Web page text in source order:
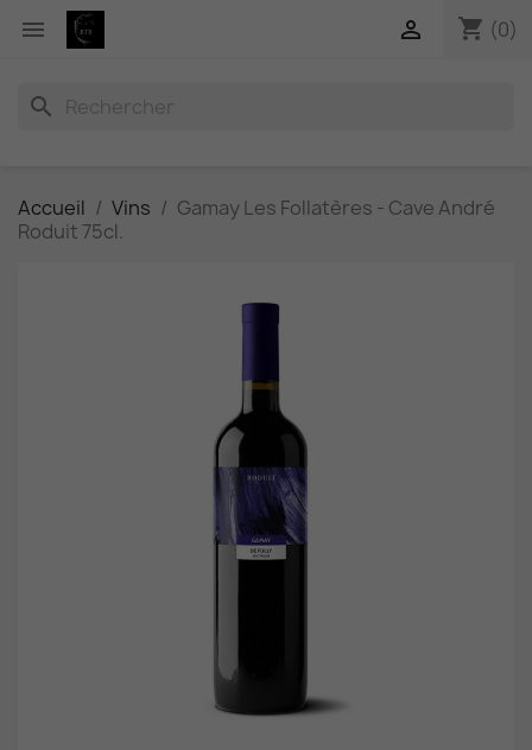
 shopping_cart (0)

search
Accueil Vins
Gamay Les Follatères - Cave André
Roduit 75cl.